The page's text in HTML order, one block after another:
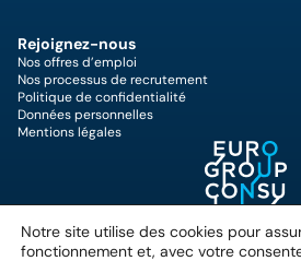
25 Quai du Président Paul
Doumer,
Rejoignez-nous
Nos offres d’emploi
Nos processus de recrutement
Politique de confidentialité
Données personnelles
Mentions légales
Notre site utilise des cookies pour
fonctionnement et, avec votre